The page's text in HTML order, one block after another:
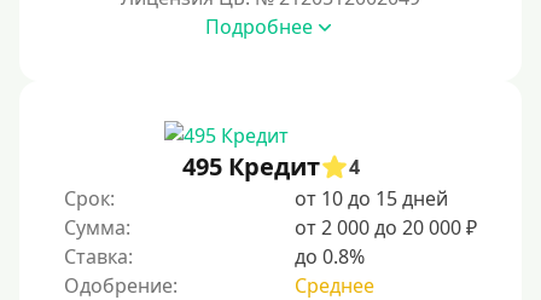
Подробнее
495 Кредит
4
Срок:
от 10 до 15 дней
Сумма:
от 2 000 до 20 000 ₽
Ставка:
до 0.8%
Одобрение:
Среднее